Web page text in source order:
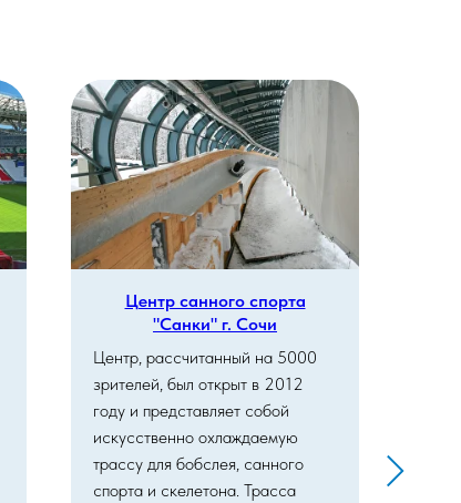
Центр санного спорта
"Санки" г. Сочи
Центр, рассчитанный на 5000
зрителей, был открыт в 2012
году и представляет собой
искусственно охлаждаемую
трассу для бобслея, санного
спорта и скелетона. Трасса